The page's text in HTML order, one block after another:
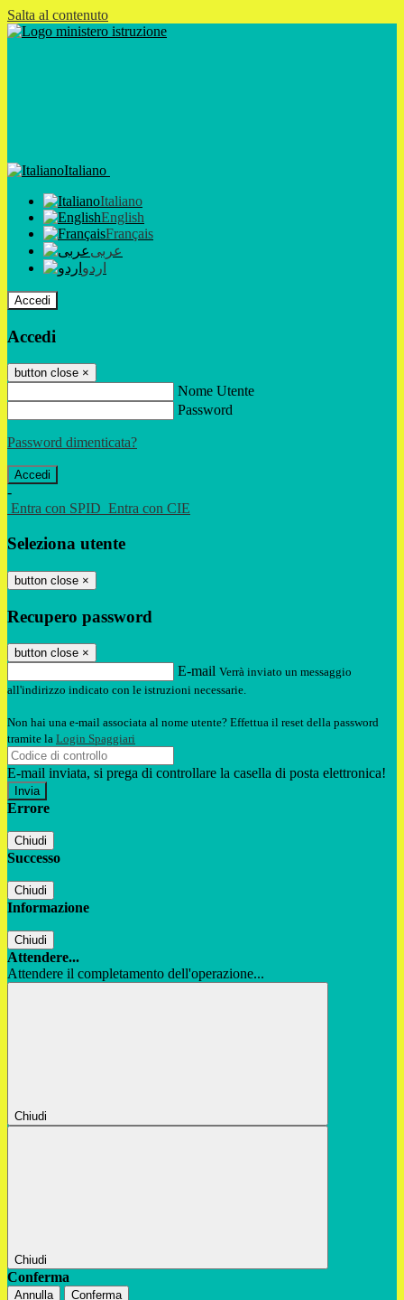
Salta al contenuto
Italiano
Italiano
English
Français
عربى
اردو
Accedi
Accedi
button close ×
Nome Utente
Password
Password dimenticata?
-
Entra con SPID Entra con CIE
Seleziona utente
button close ×
Recupero password
button close ×
E-mail Verrà inviato un messaggio
all'indirizzo indicato con le istruzioni necessarie.
Non hai una e-mail associata al nome utente? Effettua il reset della password
tramite la Login Spaggiari
E-mail inviata, si prega di controllare la casella di posta elettronica!
Errore
Chiudi
Successo
Chiudi
Informazione
Chiudi
Attendere...
Attendere il completamento dell'operazione...
Chiudi
Chiudi
Conferma
Annulla Conferma